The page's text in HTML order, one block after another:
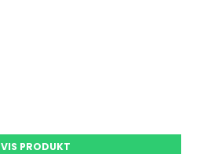
VIS PRODUKT